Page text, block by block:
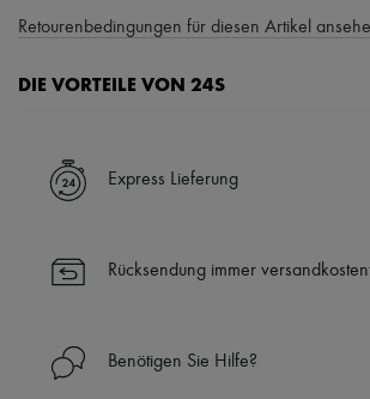
Retourenbedingungen für diesen Artikel
DIE VORTEILE VON 24S
✓ Expresslieferung in über 100 Ländern
✓ Kostenlose Retouren
die Uhr (24h/24)
Mehr erfahren über 24S, ein Haus aus der
Express Lieferung
Rücksendung immer
Benötigen Sie Hilfe?